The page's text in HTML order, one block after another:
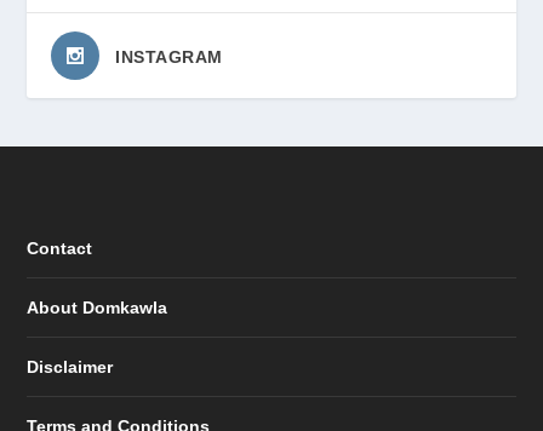
INSTAGRAM
Contact
About Domkawla
Disclaimer
Terms and Conditions